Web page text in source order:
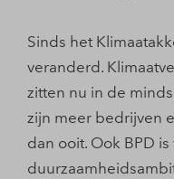
Sinds het
veranderd.
zitten nu in de
zijn meer bedrijven
dan ooit. Ook BPD